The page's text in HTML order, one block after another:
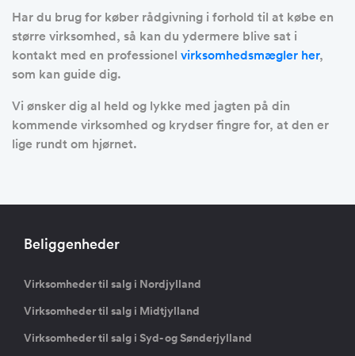
Har du brug for køber rådgivning i forhold til at købe en
større virksomhed, så kan du ydermere blive sat i
kontakt med en professionel virksomhedsmægler her,
som kan guide dig.
Vi ønsker dig al held og lykke med jagten på din
kommende virksomhed og krydser fingre for, at den er
lige rundt om hjørnet.
Beliggenheder
Virksomheder til salg i Nordjylland
Virksomheder til salg i Midtjylland
Virksomheder til salg i Syd- og Sønderjylland